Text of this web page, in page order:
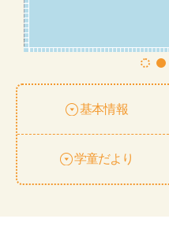
基本情報
学童だより